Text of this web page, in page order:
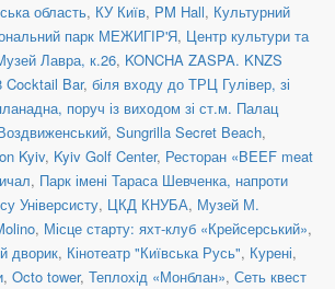
область, КУ Київ, PM Hall, Культурний
парк МЕЖИГІР'Я, Центр культури та
Лавра, к.26, KONCHA ZASPA. KNZS
Cocktail Bar, біля входу до ТРЦ Гулівер, зі
поруч із виходом зі ст.м. Палац
, Sungrilla Secret Beach,
Kyiv, Kyiv Golf Center, Ресторан «BEEF meat
, Парк імені Тараса Шевченка, напроти
Універсисту, ЦКД КНУБА, Музей М.
, Місце старту: яхт-клуб «Крейсерський»,
дворик, Кінотеатр "Київська Русь", Курені,
, Octo tower, Теплохід «Монблан», Сеть квест